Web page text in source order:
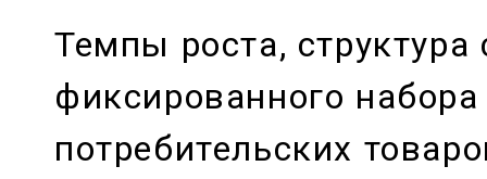
Темпы роста, структура
фиксированного набора
потребительских